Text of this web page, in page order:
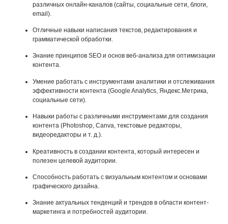
различных онлайн-каналов (сайты, социальные сети, блоги,
email).
Отличные навыки написания текстов, редактирования и
грамматической обработки.
Знание принципов SEO и основ веб-анализа для оптимизации
контента.
Умение работать с инструментами аналитики и отслеживания
эффективности контента (Google Analytics, Яндекс.Метрика,
социальные сети).
Навыки работы с различными инструментами для создания
контента (Photoshop, Canva, текстовые редакторы,
видеоредакторы и т. д.).
Креативность в создании контента, который интересен и
полезен целевой аудитории.
Способность работать с визуальным контентом и основами
графического дизайна.
Знание актуальных тенденций и трендов в области контент-
маркетинга и потребностей аудитории.